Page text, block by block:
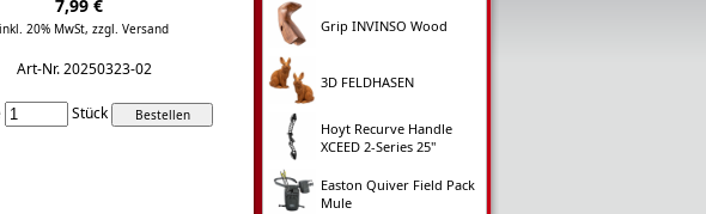
7,99 €
inkl. 20% MwSt, zzgl. Versand
Art-Nr. 20250323-02
Stück
Grip INVINSO Wood
3D FELDHASEN
Hoyt Recurve Handle
XCEED 2-Series 25"
Easton Quiver Field Pack
Mule